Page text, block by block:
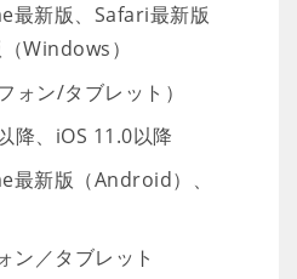
最新版、Safari最新版
Windows）
ォン/タブレット）
降、iOS 11.0以降
新版（Android）、
ン／タブレット